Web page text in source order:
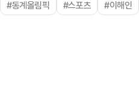
#동계올림픽 #스포츠 #이해인